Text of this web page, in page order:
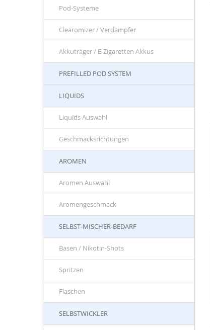
Pod-Systeme
Clearomizer / Verdampfer
Akkuträger / E-Zigaretten Akkus
PREFILLED POD SYSTEM
LIQUIDS
Liquids Auswahl
Geschmacksrichtungen
AROMEN
Aromen Auswahl
Aromengeschmack
SELBST-MISCHER-BEDARF
Basen / Nikotin-Shots
Spritzen
Flaschen
SELBSTWICKLER